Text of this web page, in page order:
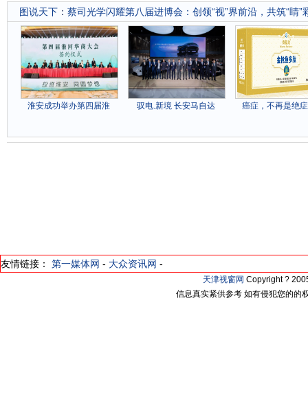
图说天下 ： 蔡司光学闪耀第八届进博会：创领“视”界前沿，共筑“睛”
淮安成功举办第四届淮 驭电.新境 长安马自达 癌症，不再是绝
友情链接： 第一媒体网 - 大众资讯网 -
天津视窗网 Copyright ?
信息真实紧供参考 如有侵犯您的的